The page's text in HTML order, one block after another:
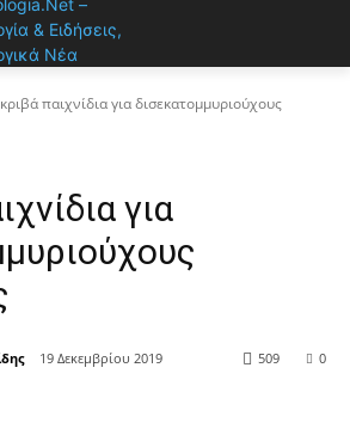
παιχνίδια για δισεκατομμυριούχους
για
19 Δεκεμβρίου 2019 0
509